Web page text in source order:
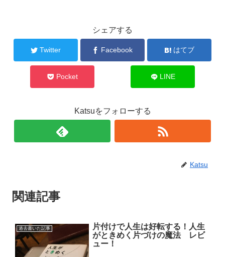
シェアする
Twitter Facebook はてブ
Pocket LINE
Katsuをフォローする
Katsu
関連記事
過去書いた記事
片付けで人生は好転する！人生
がときめく片づけの魔法 レビ
ュー！